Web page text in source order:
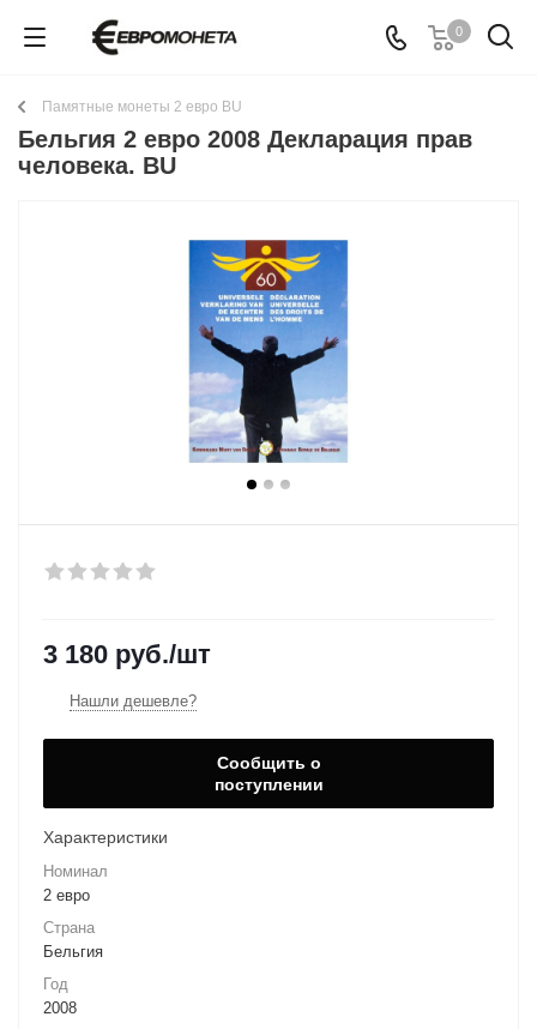
0
Памятные монеты 2 евро BU
Бельгия 2 евро 2008 Декларация прав
человека. BU
3 180 руб./шт
Нашли дешевле?
Сообщить о
поступлении
Характеристики
Номинал
2 евро
Страна
Бельгия
Год
2008